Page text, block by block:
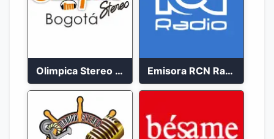
Olimpica Stereo Bogotá 105.9 FM Vibrante Emisora RCN Radio 93.9 FM Bogotá